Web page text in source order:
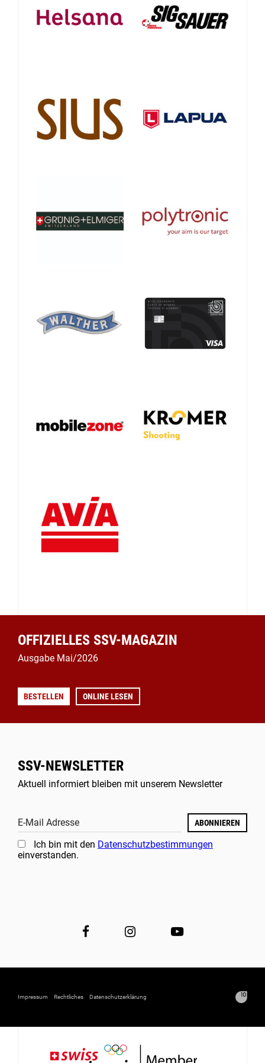
OFFIZIELLES SSV-MAGAZIN
Ausgabe Mai/2026
BESTELLEN ONLINE LESEN
SSV-NEWSLETTER
Aktuell informiert bleiben mit unserem Newsletter
E-Mail Adresse ABONNIEREN
Ich bin mit den Datenschutzbestimmungen
einverstanden.
Impressum Rechtliches Datenschutzerklärung